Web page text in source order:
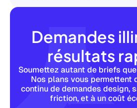
Demandes
résultats
Soumettez autant de briefs
Nos plans vous permettent
continu de demandes design,
friction, et à un coût